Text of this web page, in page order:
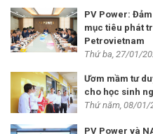
PV Power:
mục tiêu phát
Petrovietnam
Thứ ba, 27/01/
Ươm mầm tư
cho học sinh
Thứ năm, 08/01/
PV Power và